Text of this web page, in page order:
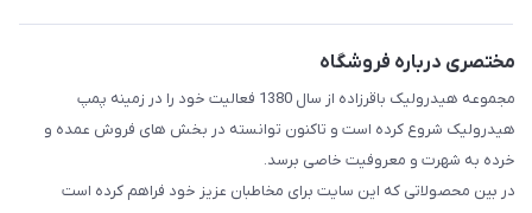
مختصری درباره فروشگاه
مجموعه هیدرولیک باقرزاده از سال 1380 فعالیت خود را در زمینه پمپ
هیدرولیک شروع کرده است و تاکنون توانسته در بخش های فروش عمده و
خرده به شهرت و معروفیت خاصی برسد.
در بین محصولاتی که این سایت برای مخاطبان عزیز خود فراهم کرده است